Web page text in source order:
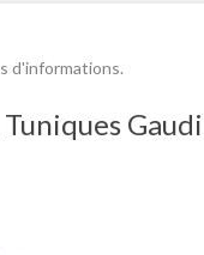
d'informations.